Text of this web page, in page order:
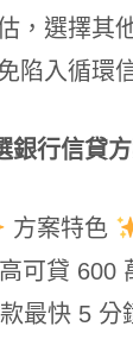
，選擇其
陷入循環
銀行信貸
方案特色
可貸 600
最快 5 分